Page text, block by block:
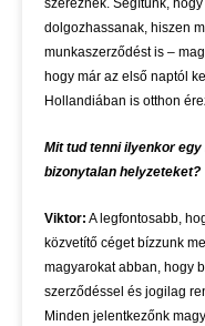
szereznek. Segítünk,
dolgozhassanak, hiszen
munkaszerződést is –
hogy már az első naptól
Hollandiában is otthon
Mit tud tenni ilyenkor
bizonytalan helyzeteket?
Viktor: A legfontosabb,
közvetítő céget bízzunk
magyarokat abban, hogy
szerződéssel és jogilag
Minden jelentkezőnk